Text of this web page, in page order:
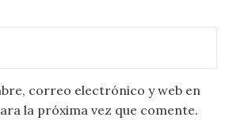
correo electrónico y web en
la próxima vez que comente.